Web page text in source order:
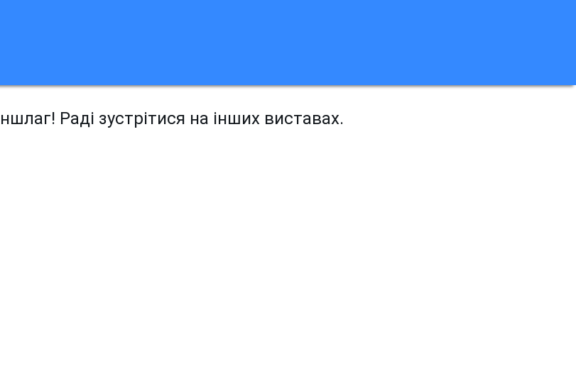
Раді зустрітися на інших виставах.